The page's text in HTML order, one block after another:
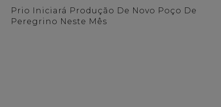
Prio Iniciará Produção De Novo Poço De
Peregrino Neste Mês